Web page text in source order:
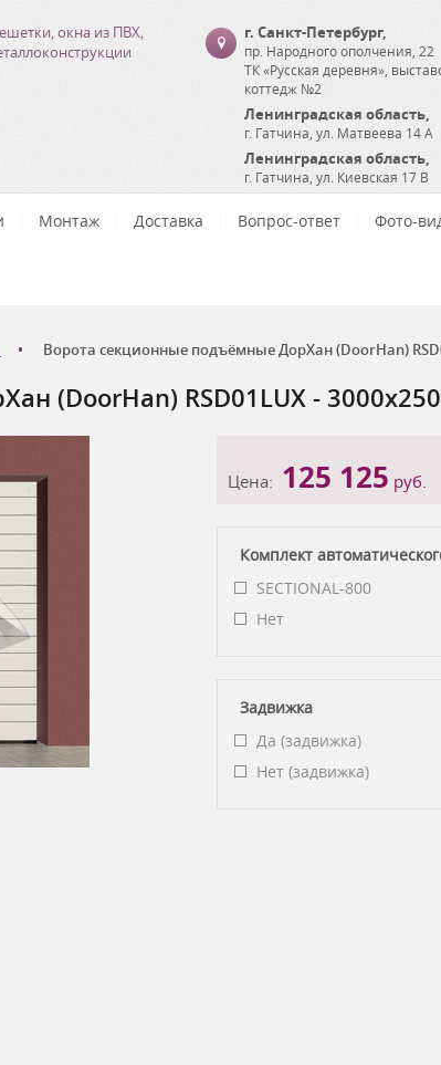
окна из ПВХ,
г. Санкт-Петербург,
пр. Народного ополчения, 22
ТК «Русская деревня»,
коттедж №2
Ленинградская область,
г. Гатчина ул. Матвеева 14 А
Ленинградская область,
г. Гатчина ул. Киевская 17 В
Монтаж Доставка Вопрос-ответ Фото-
Ворота секционные подъёмные ДорХан (DoorHan)
(DoorHan) RSD01LUX -
Цена: 125 125 руб.
Комплект
SECTIONAL-800
Нет
Задвижка
Да (задвижка)
Нет (задвижка)